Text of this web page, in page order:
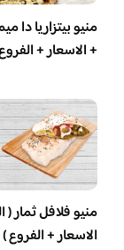
منيو بيتزاريا دا
+ الاسعار +
منيو فلافل ثمار (
الاسعار + الفروع )